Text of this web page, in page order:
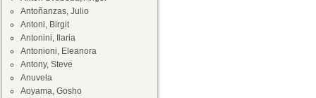
Antoñanzas, Julio
Antoni, Birgit
Antonini, Ilaria
Antonioni, Eleanora
Antony, Steve
Anuvela
Aoyama, Gosho